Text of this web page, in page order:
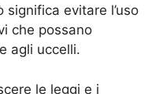
evitare l’uso
che possano
agli uccelli.
le leggi e i